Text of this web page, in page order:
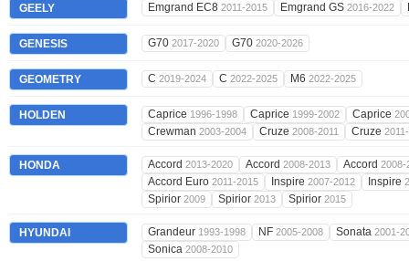
GEELY Emgrand EC8 2011-2015 Emgrand GS 2016-2022
GENESIS G70 2017-2020 G70 2020-2026
GEOMETRY C 2019-2024 C 2022-2025 M6 2022-2025
HOLDEN Caprice 1996-1998 Caprice 1999-2002 Caprice
Crewman 2003-2004 Cruze 2008-2011 Cruze
HONDA Accord 2013-2020 Accord 2008-2013 Accord 2008-
Accord Euro 2011-2015 Inspire 2007-2012 Inspire
Spirior 2009 Spirior 2013 Spirior 2015
HYUNDAI Grandeur 1993-1998 NF 2005-2008 Sonata 2001-
Sonica 2008-2010